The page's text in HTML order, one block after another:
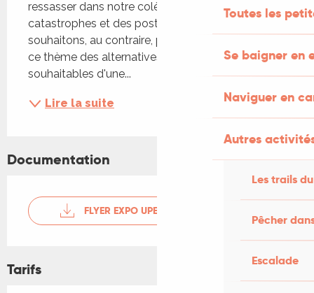
Toutes les
Se baigner en
Naviguer en
Autres
Les trails
Pêcher
Escalade
ressasser dans notre colère le catalogue des
catastrophes et des postures immondes, nous
souhaitons, au contraire, présenter au travers de
ce thème des alternatives possibles et
souhaitables d'une...
Lire la suite
Documentation
FLYER EXPO UPECUA 2025 ASSEZ
Tarifs